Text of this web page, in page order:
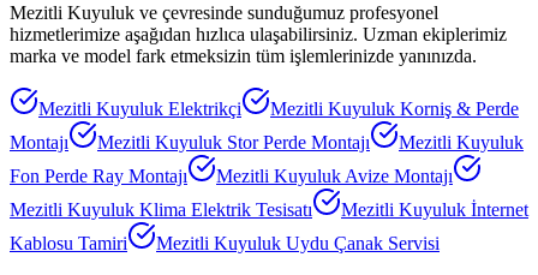
Mezitli Kuyuluk ve çevresinde sunduğumuz profesyonel
hizmetlerimize aşağıdan hızlıca ulaşabilirsiniz. Uzman ekiplerimiz
marka ve model fark etmeksizin tüm işlemlerinizde yanınızda.
Mezitli Kuyuluk Elektrikçi Mezitli Kuyuluk Korniş & Perde
Montajı
Mezitli Kuyuluk Stor Perde Montajı
Mezitli Kuyuluk
Fon Perde Ray Montajı
Mezitli Kuyuluk Avize Montajı
Mezitli Kuyuluk Klima Elektrik Tesisatı Mezitli Kuyuluk İnternet
Kablosu Tamiri
Mezitli Kuyuluk Uydu Çanak Servisi